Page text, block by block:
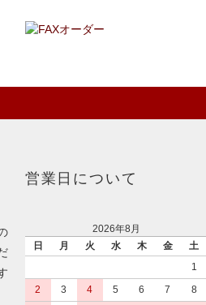
営業日について
2026年8月
日
月 火 水 木 金
土
1
2
3 4 5 6 7
8